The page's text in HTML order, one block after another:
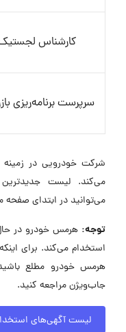
کارشناس
سرپرست برنامه‌ریزی
شرکت خودرویی در
می‌کند. لیست
می‌توانید در ابتدای صفحه
توجه:
استخدام می‌کند. برای
هرمس خودرو مطلع
جاب‌ویژن مراجعه کنید.
لیست آگهی‌های